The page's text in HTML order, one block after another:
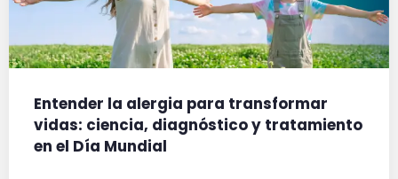
Entender la alergia para transformar
vidas: ciencia, diagnóstico y tratamiento
en el Día Mundial